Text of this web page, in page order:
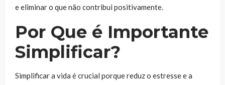
e eliminar o que não contribui positivamente.
Por Que é Importante
Simplificar?
Simplificar a vida é crucial porque reduz o estresse e a